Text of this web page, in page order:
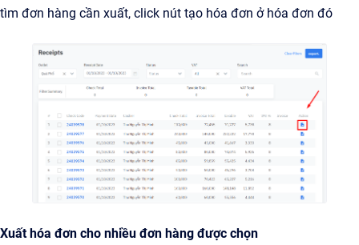
tìm đơn hàng cần xuất, click nút tạo hóa đơn ở hóa đơn đó
Xuất hóa đơn cho nhiều đơn hàng được chọn